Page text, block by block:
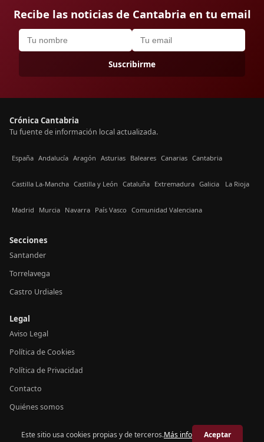
Recibe las noticias de Cantabria en tu email
Suscribirme
Crónica Cantabria
Tu fuente de información local actualizada.
España Andalucía Aragón Asturias Baleares Canarias Cantabria
Castilla La-Mancha Castilla y León Cataluña Extremadura Galicia La Rioja
Madrid Murcia Navarra País Vasco Comunidad Valenciana
Secciones
Santander
Torrelavega
Castro Urdiales
Legal
Aviso Legal
Política de Cookies
Política de Privacidad
Contacto
Quiénes somos
© 2026 Crónica Cantabria
Este sitio usa cookies propias y de terceros.Más info Aceptar